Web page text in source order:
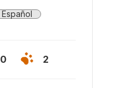
Español
0 2